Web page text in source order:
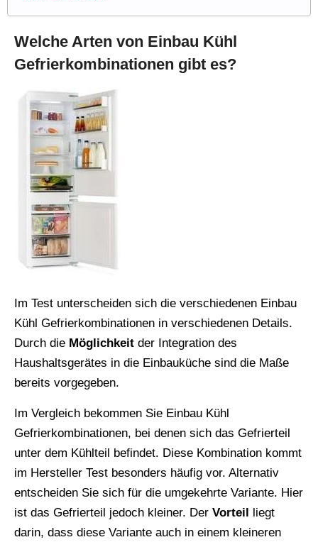
Welche Arten von Einbau Kühl
Gefrierkombinationen gibt es?
Im Test unterscheiden sich die verschiedenen Einbau
Kühl Gefrierkombinationen in verschiedenen Details.
Durch die Möglichkeit der Integration des
Haushaltsgerätes in die Einbauküche sind die Maße
bereits vorgegeben.
Im Vergleich bekommen Sie Einbau Kühl
Gefrierkombinationen, bei denen sich das Gefrierteil
unter dem Kühlteil befindet. Diese Kombination kommt
im Hersteller Test besonders häufig vor. Alternativ
entscheiden Sie sich für die umgekehrte Variante. Hier
ist das Gefrierteil jedoch kleiner. Der Vorteil liegt
darin, dass diese Variante auch in einem kleineren